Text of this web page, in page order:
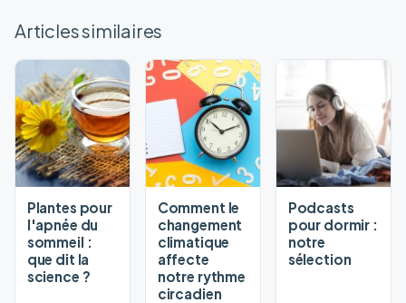
Articles similaires
Plantes pour
l'apnée du
sommeil :
que dit la
science ?
Comment le
changement
climatique
affecte
notre rythme
circadien
Podcasts
pour dormir :
notre
sélection